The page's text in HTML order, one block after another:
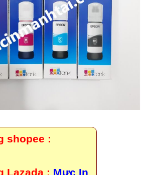
shopee :
Lazada : Mực In